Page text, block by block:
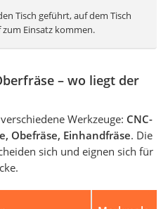
Tisch geführt, auf dem Tisch
Einsatz kommen.
– wo liegt der
Werkzeuge: CNC-
Obefräse, Einhandfräse. Die
sich und eignen sich für